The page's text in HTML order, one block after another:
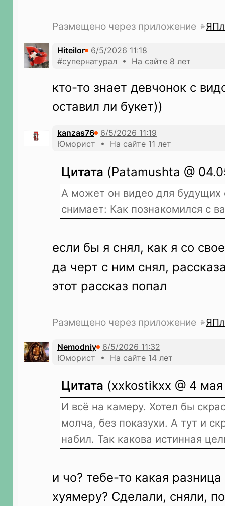
Размещено через приложение
Hiteilor
#супернатурал • На сайте 8 лет
кто-то знает девчонок с
оставил ли букет))
kanzas76
Юморист • На сайте 11 лет
Цитата (Patamushta @
А может он видео для будущих
снимает: Как познакомился с
если бы я снял, как я со
да черт с ним снял,
этот рассказ попал
Размещено через приложение
Nemodniy
Юморист • На сайте 14 лет
Цитата (xxkostikxx @ 4
И всё на камеру. Хотел бы
молча, без показухи. А тут и
набил. Так какова истинная
и чо? тебе-то какая
хуямеру? Сделали, сняли,